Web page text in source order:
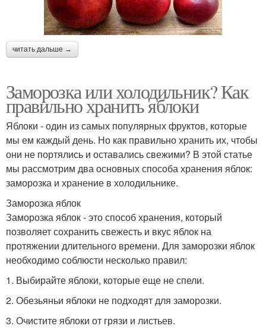
читать дальше →
Заморозка или холодильник? Как
правильно хранить яблоки
Яблоки - один из самых популярных фруктов, которые
мы ем каждый день. Но как правильно хранить их, чтобы
они не портялись и оставались свежими? В этой статье
мы рассмотрим два основных способа хранения яблок:
заморозка и хранение в холодильнике.
Заморозка яблок
Заморозка яблок - это способ хранения, который
позволяет сохранить свежесть и вкус яблок на
протяжении длительного времени. Для заморозки яблок
необходимо соблюсти несколько правил:
1. Выбирайте яблоки, которые еще не спели.
2. Обезьяньи яблоки не подходят для заморозки.
3. Очистите яблоки от грязи и листьев.